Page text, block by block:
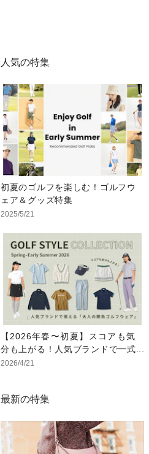
人気の特集
初夏のゴルフを楽しむ！ゴルフウ
ェア＆グッズ特集
2025/5/21
【2026年春〜初夏】スコアも気
分も上がる！人気ブランドで一式
揃える「大人の勝負ゴルフウェ
2026/4/21
最新の特集